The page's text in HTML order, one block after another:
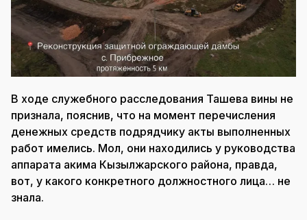
В ходе служебного расследования Ташева вины не
признала, пояснив, что на момент перечисления
денежных средств подрядчику акты выполненных
работ имелись. Мол, они находились у руководства
аппарата акима Кызылжарского района, правда,
вот, у какого конкретного должностного лица… не
знала.